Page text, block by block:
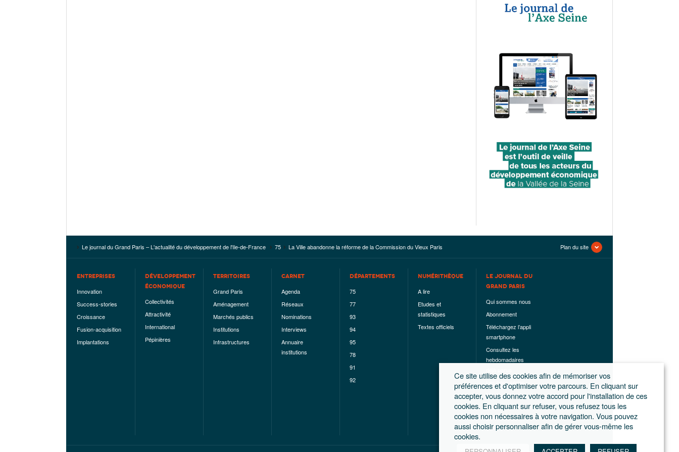
Le journal du Grand Paris – L'actualité du développement de l'Ile-de-France 75 La Ville abandonne la réforme de la Commission du Vieux Paris Plan du site
ENTREPRISES
Innovation
Success-stories
Croissance
Fusion-acquisition
Implantations
DÉVELOPPEMENT
ÉCONOMIQUE
Collectivités
Attractivité
International
Pépinières
TERRITOIRES
Grand Paris
Aménagement
Marchés publics
Institutions
Infrastructures
CARNET
Agenda
Réseaux
Nominations
Interviews
Annuaire
institutions
DÉPARTEMENTS
75
77
93
94
95
78
91
92
NUMÉRITHÈQUE
A lire
Etudes et
statistiques
Textes officiels
LE JOURNAL DU
GRAND PARIS
Qui sommes nous
Abonnement
Téléchargez l’appli
smartphone
Consultez les
hebdomadaires
Les hors-séries
Mentions légales
Conditions
générales de
ventes
Ce site utilise des cookies afin de mémoriser vos
préférences et d'optimiser votre parcours. En cliquant sur
accepter, vous donnez votre accord pour l'installation de ces
cookies. En cliquant sur refuser, vous refusez tous les
cookies non nécessaires à votre navigation. Vous pouvez
aussi choisir personnaliser afin de gérer vous-même les
cookies.